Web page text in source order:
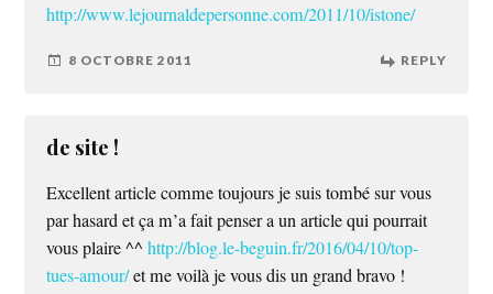
http://www.lejournaldepersonne.com/2011/10/istone/
8 OCTOBRE 2011 REPLY
de site !
Excellent article comme toujours je suis tombé sur vous
par hasard et ça m’a fait penser a un article qui pourrait
vous plaire ^^http://blog.le-beguin.fr/2016/04/10/top-
tues-amour/et me voilà je vous dis un grand bravo !